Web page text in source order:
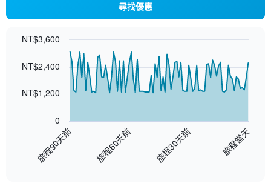
尋找優惠
with
91
points.
旅程90天前 旅程60天前 旅程30天前 旅程當天
0
NT$1,200
NT$2,400
NT$3,600